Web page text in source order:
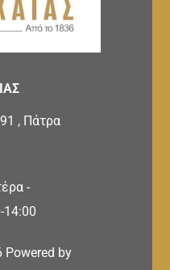
, Πάτρα
-
14:00
Powered by